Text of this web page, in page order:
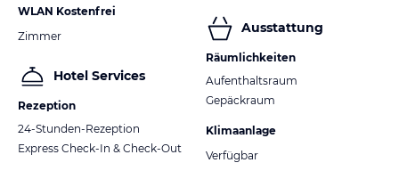
WLAN Kostenfrei
Zimmer
Hotel Services
Rezeption
24-Stunden-Rezeption
Express Check-In & Check-Out
Ausstattung
Räumlichkeiten
Aufenthaltsraum
Gepäckraum
Klimaanlage
Verfügbar